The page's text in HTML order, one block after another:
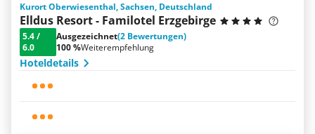
Kurort Oberwiesenthal, Sachsen, Deutschland
Elldus Resort - Familotel Erzgebirge
5.4/
6.0
Ausgezeichnet(2 Bewertungen)
100 %Weiterempfehlung
Hoteldetails